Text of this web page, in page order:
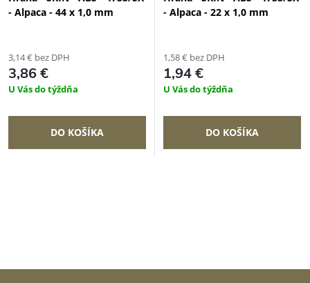
- Alpaca - 44 x 1,0 mm
3,14 € bez DPH
3,86 €
U Vás do týždňa
DO KOŠÍKA
- Alpaca - 22 x 1,0 mm
1,58 € bez DPH
1,94 €
U Vás do týždňa
DO KOŠÍKA